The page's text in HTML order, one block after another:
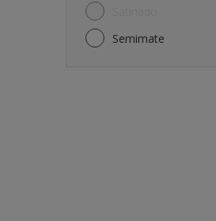
Semimate